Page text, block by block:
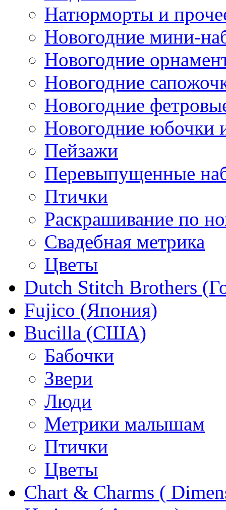
Натюрморты и
Новогодние мини-
Новогодние
Новогодние
Новогодние
Новогодние юбочки
Пейзажи
Перевыпущенные
Птички
Раскрашивание по
Свадебная метрика
Цветы
Dutch Stitch Brothers
Fujico (Япония)
Bucilla (США)
Бабочки
Звери
Люди
Метрики малышам
Птички
Цветы
Chart & Charms (